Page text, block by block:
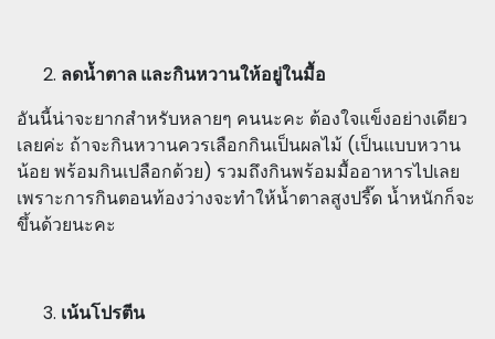
ลดน้ำตาล และกินหวานให้อยู่ในมื้อ
อันนี้น่าจะยากสำหรับหลายๆ คนนะคะ ต้องใจแข็งอย่างเดียว
เลยค่ะ ถ้าจะกินหวานควรเลือกกินเป็นผลไม้ (เป็นแบบหวาน
น้อย พร้อมกินเปลือกด้วย) รวมถึงกินพร้อมมื้ออาหารไปเลย
เพราะการกินตอนท้องว่างจะทำให้น้ำตาลสูงปรี๊ด น้ำหนักก็จะ
ขึ้นด้วยนะคะ
เน้นโปรตีน